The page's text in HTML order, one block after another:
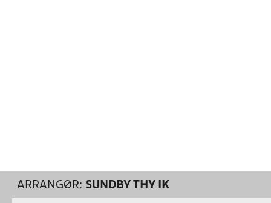
ARRANGØR: SUNDBY THY IK